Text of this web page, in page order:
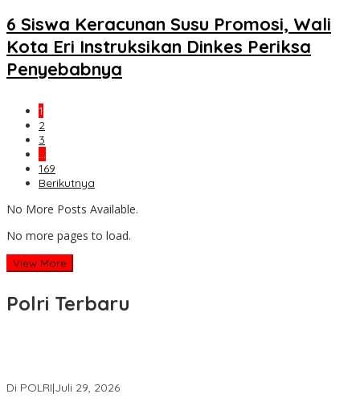
6 Siswa Keracunan Susu Promosi, Wali
Kota Eri Instruksikan Dinkes Periksa
Penyebabnya
1
2
3
…
169
Berikutnya
No More Posts Available.
No more pages to load.
View More
Polri Terbaru
Di POLRI|Juli 29, 2026